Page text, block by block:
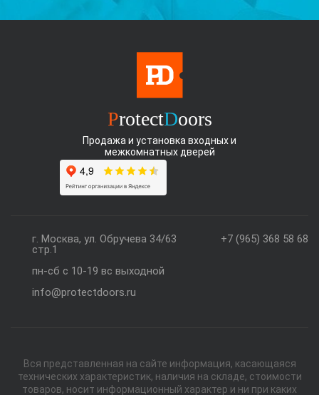
ProtectDoors
Продажа и установка входных и
межкомнатных дверей
+7 (965) 368 58 68
г. Москва, ул. Обручева 34/63
стр.1
пн-сб с 10-19 вс выходной
info@protectdoors.ru
Вся представленная на сайте информация, касающаяся
технических характеристик, наличия на складе, стоимости
товаров, носит информационный характер и ни при каких